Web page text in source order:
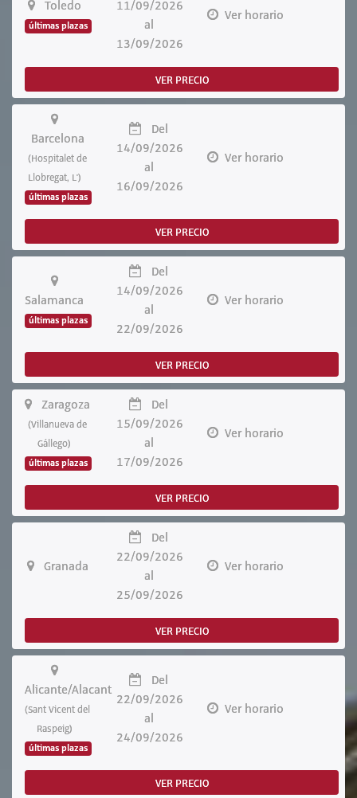
Toledo
últimas plazas
11/09/2026
al
13/09/2026
Ver horario
VER PRECIO
Barcelona
(Hospitalet de
Llobregat, L')
últimas plazas
Del
14/09/2026
al
16/09/2026
Ver horario
VER PRECIO
Salamanca
últimas plazas
Del
14/09/2026
al
22/09/2026
Ver horario
VER PRECIO
Zaragoza
(Villanueva de
Gállego)
últimas plazas
Del
15/09/2026
al
17/09/2026
Ver horario
VER PRECIO
Granada
Del
22/09/2026
al
25/09/2026
Ver horario
VER PRECIO
Alicante/Alacant
(Sant Vicent del
Raspeig)
últimas plazas
Del
22/09/2026
al
24/09/2026
Ver horario
VER PRECIO